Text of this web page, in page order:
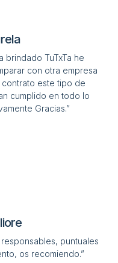
brindado TuTxTa he
con otra empresa
este tipo de
cumplido en todo lo
Gracias.”
puntuales
os recomiendo.”